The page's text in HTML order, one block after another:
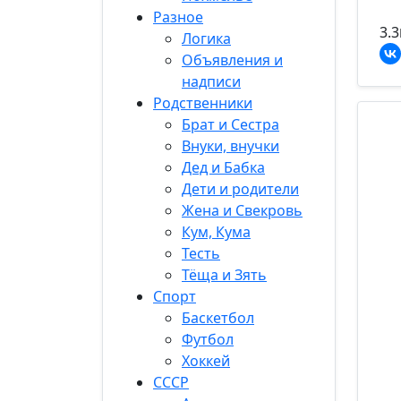
Разное
Логика
Объявления и
надписи
Родственники
Брат и Сестра
Внуки, внучки
Дед и Бабка
Дети и родители
Жена и Свекровь
Кум, Кума
Тесть
Тёща и Зять
Спорт
Баскетбол
Футбол
Хоккей
СССР
3.3